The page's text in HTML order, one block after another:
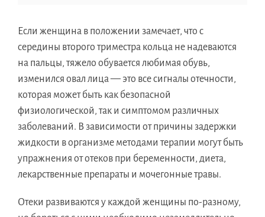
Если женщина в положении замечает, что с
середины второго триместра кольца не надеваются
на пальцы, тяжело обувается любимая обувь,
изменился овал лица — это все сигналы отечности,
которая может быть как безопасной
физиологической, так и симптомом различных
заболеваний. В зависимости от причины задержки
жидкости в организме методами терапии могут быть
упражнения от отеков при беременности, диета,
лекарственные препараты и мочегонные травы.
Отеки развиваются у каждой женщины по-разному,